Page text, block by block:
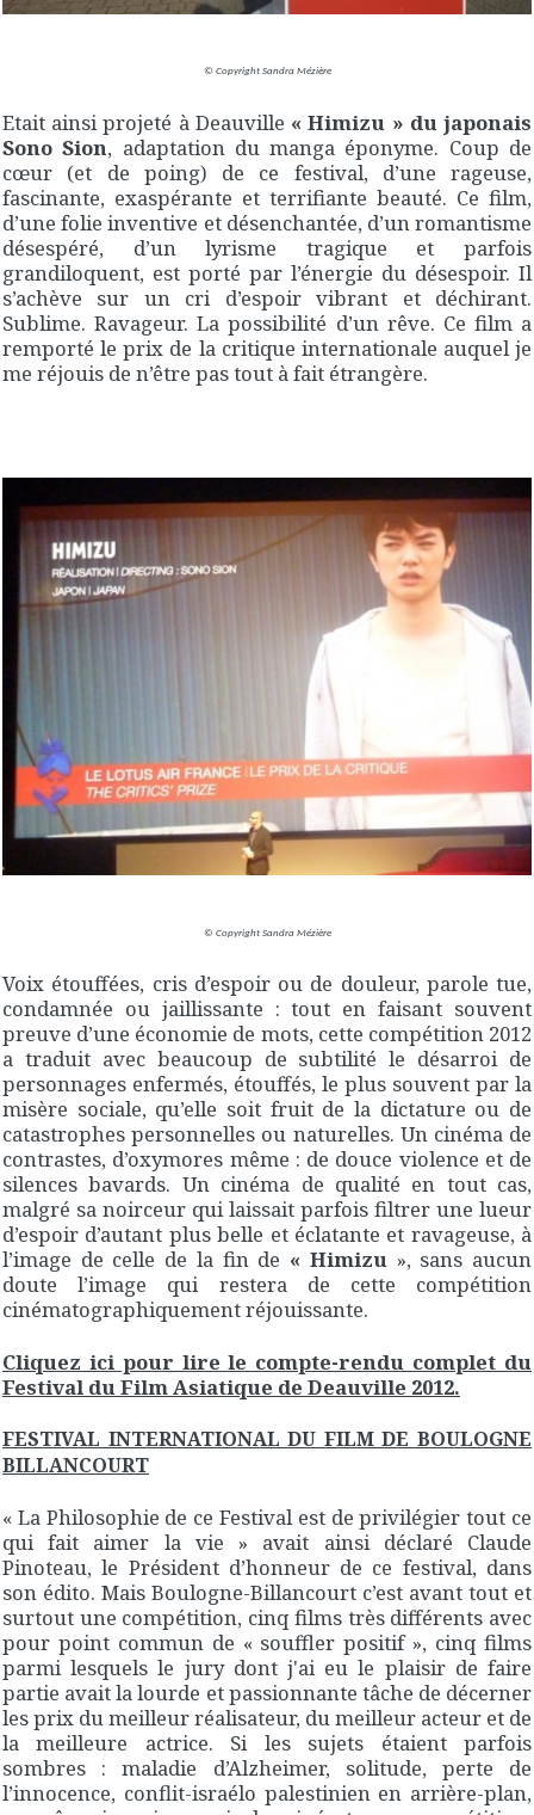
© Copyright Sandra Mézière
Etait ainsi projeté à Deauville « Himizu » du japonais
Sono Sion, adaptation du manga éponyme. Coup de
cœur (et de poing) de ce festival, d’une rageuse,
fascinante, exaspérante et terrifiante beauté. Ce film,
d’une folie inventive et désenchantée, d’un romantisme
désespéré, d’un lyrisme tragique et parfois
grandiloquent, est porté par l’énergie du désespoir. Il
s’achève sur un cri d’espoir vibrant et déchirant.
Sublime. Ravageur. La possibilité d’un rêve. Ce film a
remporté le prix de la critique internationale auquel je
me réjouis de n’être pas tout à fait étrangère.
© Copyright Sandra Mézière
Voix étouffées, cris d’espoir ou de douleur, parole tue,
condamnée ou jaillissante : tout en faisant souvent
preuve d’une économie de mots, cette compétition 2012
a traduit avec beaucoup de subtilité le désarroi de
personnages enfermés, étouffés, le plus souvent par la
misère sociale, qu’elle soit fruit de la dictature ou de
catastrophes personnelles ou naturelles. Un cinéma de
contrastes, d’oxymores même : de douce violence et de
silences bavards. Un cinéma de qualité en tout cas,
malgré sa noirceur qui laissait parfois filtrer une lueur
d’espoir d’autant plus belle et éclatante et ravageuse, à
l’image de celle de la fin de « Himizu», sans aucun
doute l’image qui restera de cette compétition
cinématographiquement réjouissante.
Cliquez ici pour lire le compte-rendu complet du
Festival du Film Asiatique de Deauville 2012.
FESTIVAL INTERNATIONAL DU FILM DE BOULOGNE
BILLANCOURT
« La Philosophie de ce Festival est de privilégier tout ce
qui fait aimer la vie » avait ainsi déclaré Claude
Pinoteau, le Président d’honneur de ce festival, dans
son édito. Mais Boulogne-Billancourt c’est avant tout et
surtout une compétition, cinq films très différents avec
pour point commun de « souffler positif », cinq films
parmi lesquels le jury dont j'ai eu le plaisir de faire
partie avait la lourde et passionnante tâche de décerner
les prix du meilleur réalisateur, du meilleur acteur et de
la meilleure actrice. Si les sujets étaient parfois
sombres : maladie d’Alzheimer, solitude, perte de
l’innocence, conflit-israélo palestinien en arrière-plan,